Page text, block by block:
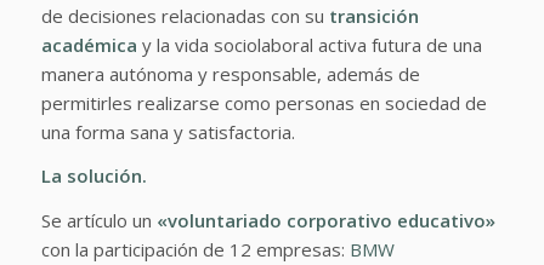
de decisiones relacionadas con su transición
académica y la vida sociolaboral activa futura de una
manera autónoma y responsable, además de
permitirles realizarse como personas en sociedad de
una forma sana y satisfactoria.
La solución.
Se artículo un «voluntariado corporativo educativo»
con la participación de 12 empresas: BMW